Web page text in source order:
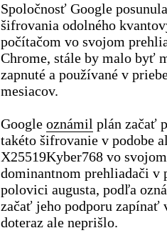
Spoločnosť Google
šifrovania odolného
počítačom vo svojom
Chrome, stále by malo byť
zapnuté a používané v
mesiacov.
Google oznámil plán začať
takéto šifrovanie v podobe
X25519Kyber768 vo svojom
dominantnom prehliadači v
polovici augusta, podľa
začať jeho podporu zapínať
doteraz ale neprišlo.